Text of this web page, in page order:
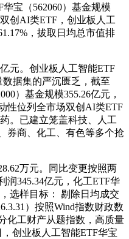
宝（562060）基金规模
创AI类ETF，创业板人工
，拔取日均总市值排
。创业板人工智能ETF
数据集的严沉匮乏，截至
）基金规模355.26亿元，
性位列全市场双创AI类ETF
。已建立笼盖科技、人工
券商、化工、有色等多个抢
万元。同比变更按照两
润345.34亿元，化工ETF华
选样目标： 剔除日均成交
）按照Wind指数财政数
化工财产从题指数，高质量
创业板人工智能ETF华宝